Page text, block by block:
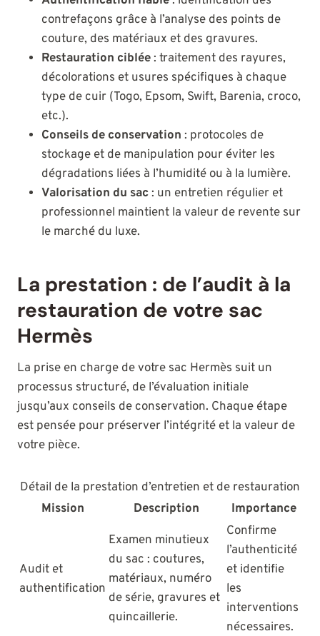
contrefaçons grâce à l’analyse des points de
couture, des matériaux et des gravures.
Restauration ciblée: traitement des rayures,
décolorations et usures spécifiques à chaque
type de cuir (Togo, Epsom, Swift, Barenia, croco,
etc.).
Conseils de conservation : protocoles de
stockage et de manipulation pour éviter les
dégradations liées à l’humidité ou à la lumière.
Valorisation du sac: un entretien régulier et
professionnel maintient la valeur de revente sur
le marché du luxe.
La prestation : de l’audit à la
restauration de votre sac
Hermès
La prise en charge de votre sac Hermès suit un
processus structuré, de l’évaluation initiale
jusqu’aux conseils de conservation. Chaque étape
est pensée pour préserver l’intégrité et la valeur de
votre pièce.
Détail de la prestation d’entretien et de restauration
Mission
Description Importance
Audit et
authentification
Examen minutieux
du sac : coutures,
matériaux, numéro
de série, gravures et
quincaillerie.
Confirme
l’authenticité
et identifie
les
interventions
nécessaires.